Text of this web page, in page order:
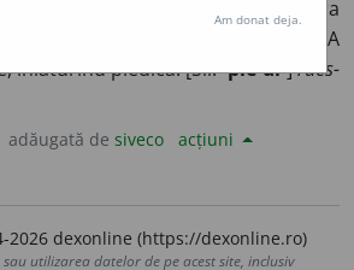
A elibera
A
înlăturind piedica. [Sil.-pie-di-] /des-
adăugată de siveco acțiuni
2026 dexonline (https://dexonline.ro)
utilizarea datelor de pe acest site, inclusiv
Am donat deja.